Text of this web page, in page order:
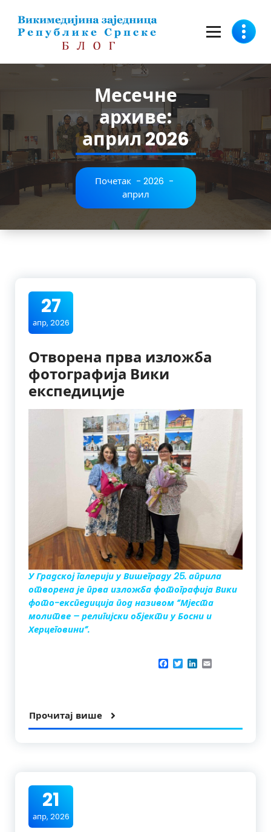
садржај
Месечне
архиве:
април 2026
Почетак - 2026 -
април
27
апр, 2026
Отворена прва изложба
фотографија Вики
експедиције
У Градској галерији у Вишеграду 25. априла
отворена је прва изложба фотографија Вики
фото-експедиција под називом “Мјеста
молитве – религијски објекти у Босни и
Херцеговини”.
Прочитај више
Facebook
TwitterLinkedIn
21
апр, 2026